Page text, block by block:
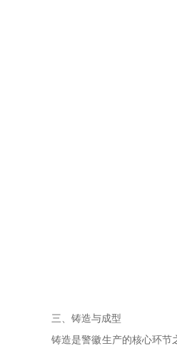
三、铸造与成型
铸造是警徽生产的核心环节